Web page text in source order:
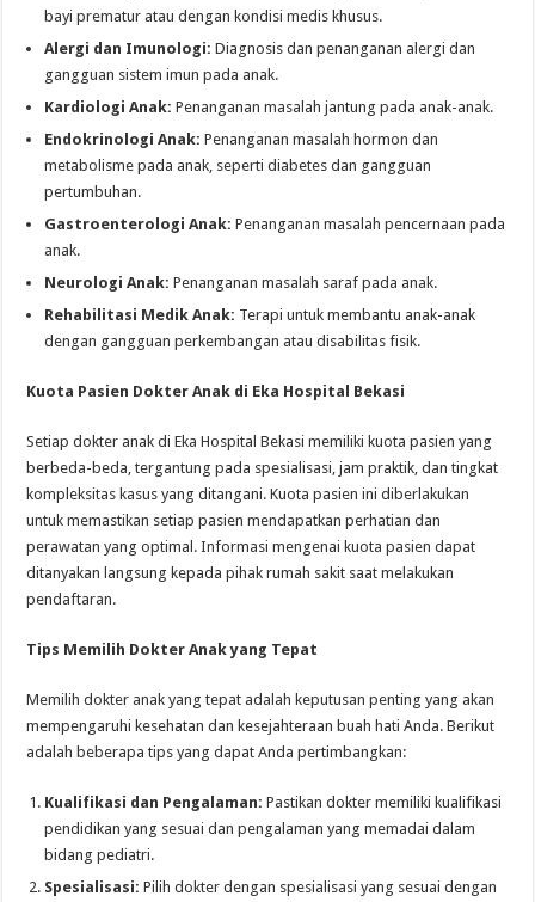
bayi prematur atau dengan kondisi medis khusus.
Alergi dan Imunologi: Diagnosis dan penanganan alergi dan
gangguan sistem imun pada anak.
Kardiologi Anak: Penanganan masalah jantung pada anak-anak.
Endokrinologi Anak: Penanganan masalah hormon dan
metabolisme pada anak, seperti diabetes dan gangguan
pertumbuhan.
Gastroenterologi Anak: Penanganan masalah pencernaan pada
anak.
Neurologi Anak: Penanganan masalah saraf pada anak.
Rehabilitasi Medik Anak: Terapi untuk membantu anak-anak
dengan gangguan perkembangan atau disabilitas fisik.
Kuota Pasien Dokter Anak di Eka Hospital Bekasi
Setiap dokter anak di Eka Hospital Bekasi memiliki kuota pasien yang
berbeda-beda, tergantung pada spesialisasi, jam praktik, dan tingkat
kompleksitas kasus yang ditangani. Kuota pasien ini diberlakukan
untuk memastikan setiap pasien mendapatkan perhatian dan
perawatan yang optimal. Informasi mengenai kuota pasien dapat
ditanyakan langsung kepada pihak rumah sakit saat melakukan
pendaftaran.
Tips Memilih Dokter Anak yang Tepat
Memilih dokter anak yang tepat adalah keputusan penting yang akan
mempengaruhi kesehatan dan kesejahteraan buah hati Anda. Berikut
adalah beberapa tips yang dapat Anda pertimbangkan:
Kualifikasi dan Pengalaman: Pastikan dokter memiliki kualifikasi
pendidikan yang sesuai dan pengalaman yang memadai dalam
bidang pediatri.
Spesialisasi: Pilih dokter dengan spesialisasi yang sesuai dengan